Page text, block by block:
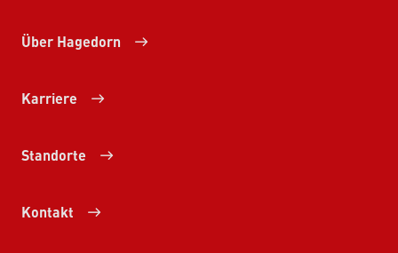
Über Hagedorn
Karriere
Standorte
Kontakt